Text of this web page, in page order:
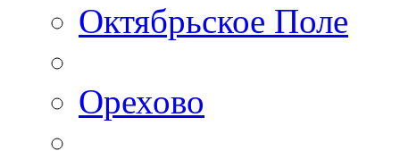
Октябрьское Поле
Орехово